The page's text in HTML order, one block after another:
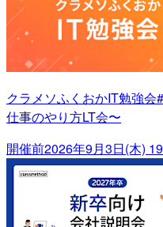
クラメソふくおかIT勉強
仕事のやり方LT会〜
開催前2026年9月3日(木)